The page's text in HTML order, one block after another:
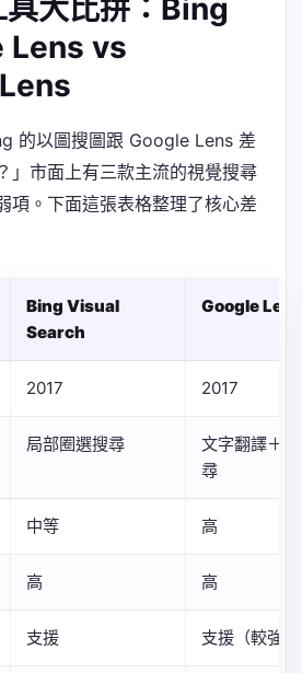
大比拼：Bing
Lens vs
的以圖搜圖跟 Google Lens 差
」市面上有三款主流的視覺搜尋
項。下面這張表格整理了核心差
Bing Visual
Search
Google Lens
2017 2017
局部圈選搜尋
文字翻譯＋
尋
中等 高
高 高
支援 支援（較強）